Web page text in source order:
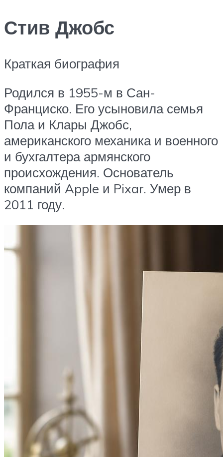
Стив Джобс
Краткая биография
Родился в 1955-м в Сан-
Франциско. Его усыновила семья
Пола и Клары Джобс,
американского механика и военного
и бухгалтера армянского
происхождения. Основатель
компаний Apple и Pixar. Умер в
2011 году.